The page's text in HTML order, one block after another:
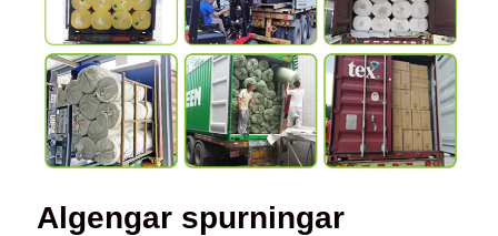
Algengar spurningar